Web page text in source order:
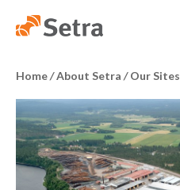
Home/About Setra / Our Sites